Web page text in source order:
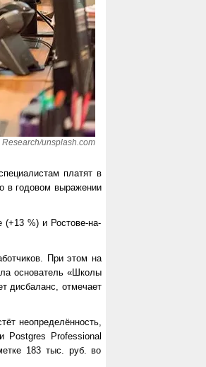
unsplash.com
платят в
в годовом выражении
(+13 %) и Ростове-на-
При этом на
основатель «Школы
дисбаланс, отмечает
неопределённость,
Postgres Professional
183 тыс. руб. во